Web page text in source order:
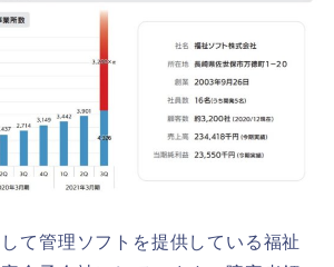
て管理ソフトを提供している福祉